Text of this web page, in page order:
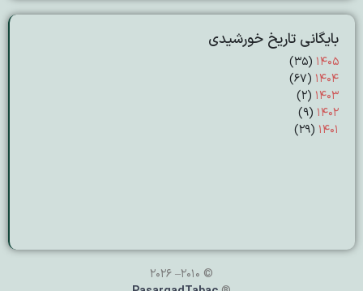
بایگانی تاریخ خورشیدی
۱۴۰۵ (۳۵)
۱۴۰۴ (۶۷)
۱۴۰۳ (۲)
۱۴۰۲ (۹)
۱۴۰۱ (۲۹)
© 2010– 2026